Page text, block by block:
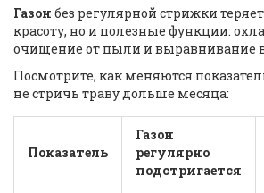
Газон без регулярной стрижки
красоту, но и полезные функции:
очищение от пыли и выравнивание
Посмотрите, как меняются
не стричь траву дольше месяца:
Показатель
Газон
регулярно
подстригается